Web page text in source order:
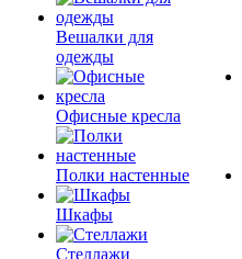
Вешалки для
одежды
Офисные кресла
Полки настенные
Шкафы
Стеллажи